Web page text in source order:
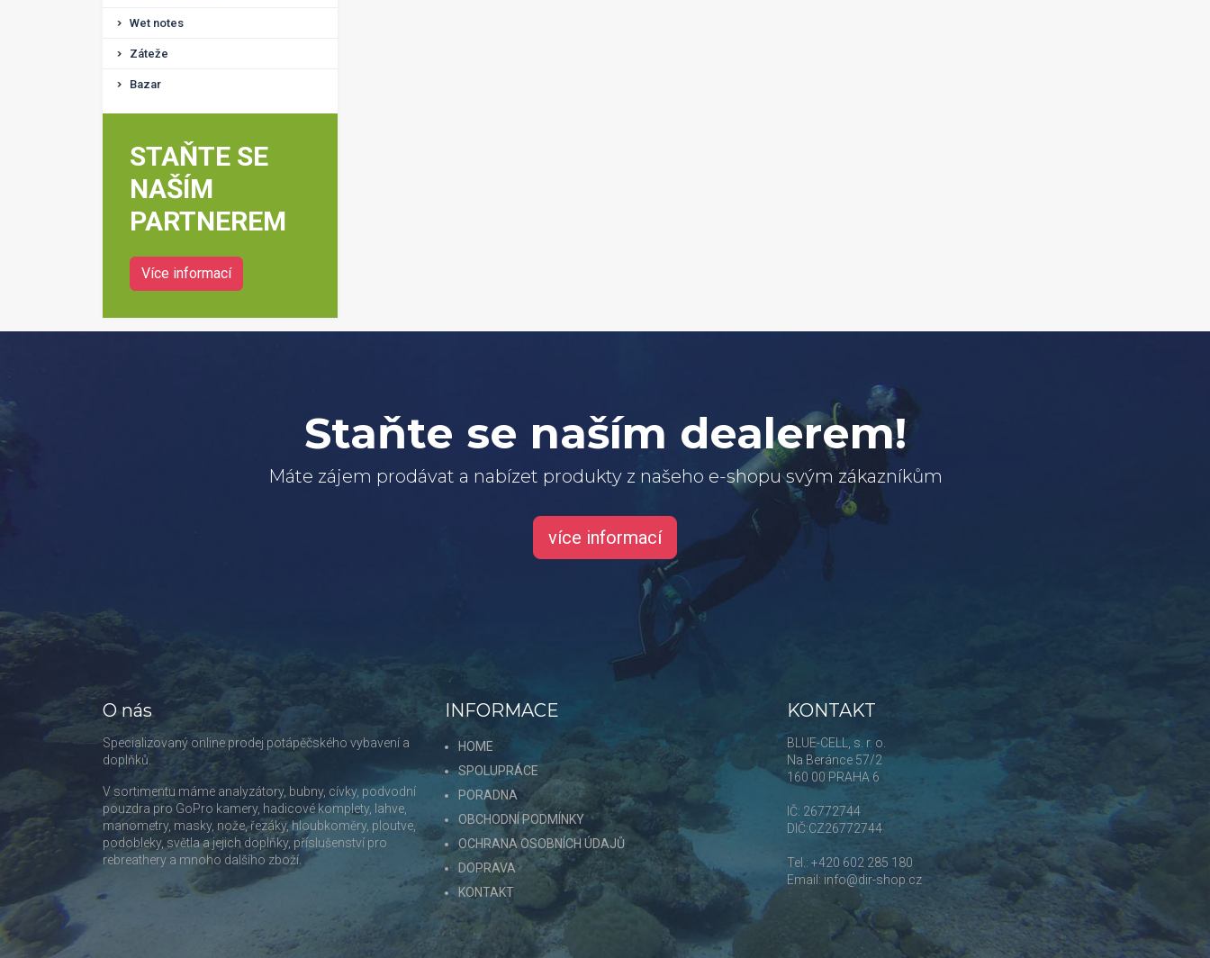
Wet notes
Záteže
Bazar
STAŇTE SE
NAŠÍM
PARTNEREM
Více informací
Staňte se naším dealerem!
Máte zájem prodávat a nabízet produkty z našeho e-shopu svým zákazníkům
více informací
O nás
Specializovaný online prodej potápěčského vybavení a
doplňků.
V sortimentu máme analyzátory, bubny, cívky, podvodní
pouzdra pro GoPro kamery, hadicové komplety, lahve,
manometry, masky, nože, řezáky, hloubkoměry, ploutve,
podobleky, světla a jejich doplňky, příslušenství pro
rebreathery a mnoho dalšího zboží.
INFORMACE
HOME
SPOLUPRÁCE
PORADNA
OBCHODNÍ PODMÍNKY
OCHRANA OSOBNÍCH ÚDAJŮ
DOPRAVA
KONTAKT
KONTAKT
BLUE-CELL, s. r. o.
Na Beránce 57/2
160 00 PRAHA 6
IČ: 26772744
DIČ:CZ26772744
Tel.: +420 602 285 180
Email: info@dir-shop.cz